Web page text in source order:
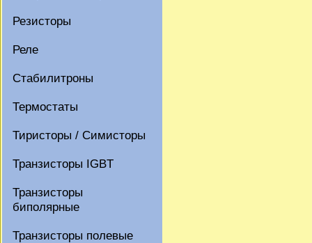
Резисторы
Реле
Стабилитроны
Термостаты
Тиристоры / Симисторы
Транзисторы IGBT
Транзисторы
биполярные
Транзисторы полевые